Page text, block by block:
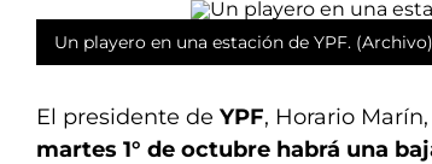
Un playero en una estación de YPF. (Archivo)
El presidente de YPF, Horario
martes 1° de octubre habrá una